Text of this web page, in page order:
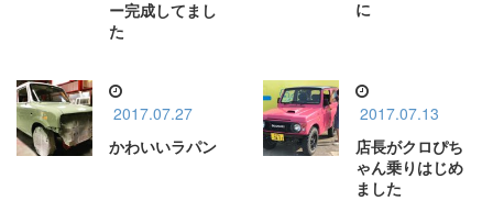
ー完成してまし
た
に
2017.07.27
かわいいラパン
2017.07.13
店長がクロぴち
ゃん乗りはじめ
ました